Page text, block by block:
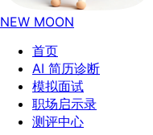
NEW MOON
首页
AI 简历诊断
模拟面试
职场启示录
测评中心